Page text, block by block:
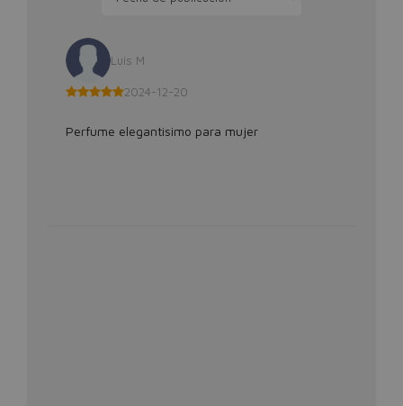
Luis M
2024-12-20
Perfume elegantisimo para mujer